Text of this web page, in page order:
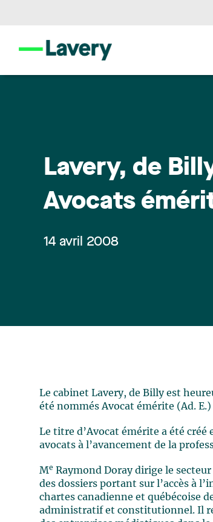
Lavery, de
Avocats
14 avril 2008
Le cabinet Lavery, de Billy est
été nommés Avocat émérite (Ad.
Le titre d’Avocat émérite a été
avocats à l’avancement de la
Me Raymond Doray dirige le
des dossiers portant sur l’accès à
chartes canadienne et québécoise
administratif et constitutionnel. Il